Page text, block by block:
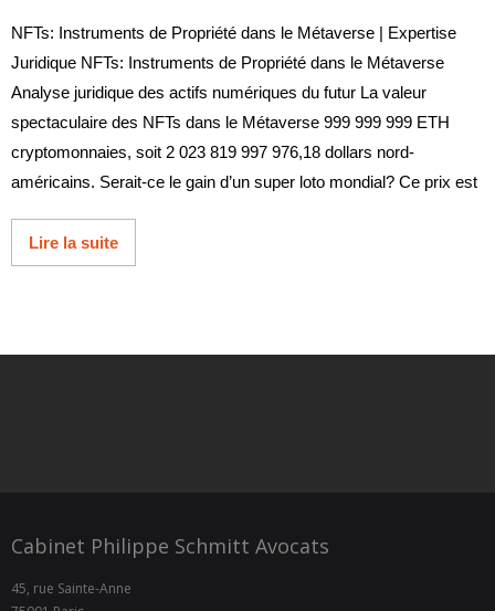
NFTs: Instruments de Propriété dans le Métaverse | Expertise
Juridique NFTs: Instruments de Propriété dans le Métaverse
Analyse juridique des actifs numériques du futur La valeur
spectaculaire des NFTs dans le Métaverse 999 999 999 ETH
cryptomonnaies, soit 2 023 819 997 976,18 dollars nord-
américains. Serait-ce le gain d’un super loto mondial? Ce prix est
Lire la suite
Cabinet Philippe Schmitt Avocats
45, rue Sainte-Anne